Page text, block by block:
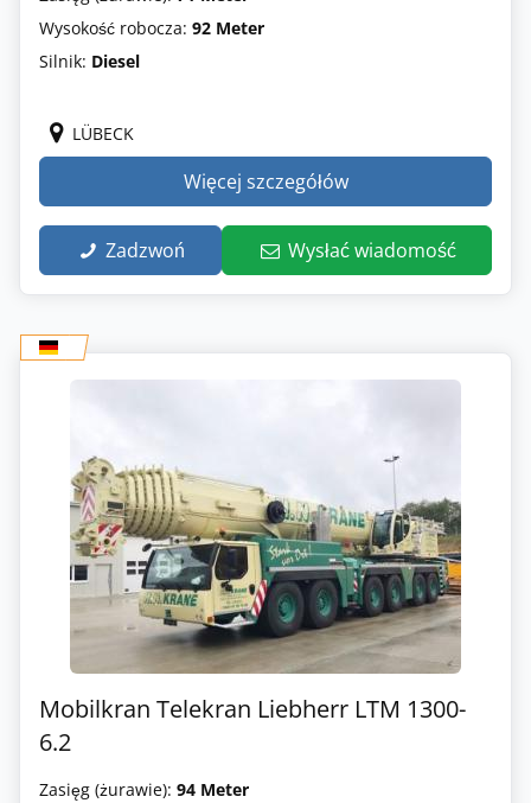
Wysokość robocza: 92 Meter
Silnik: Diesel
LÜBECK
Więcej szczegółów
Zadzwoń Wysłać wiadomość
Mobilkran Telekran Liebherr LTM 1300-
6.2
Zasięg (żurawie): 94 Meter